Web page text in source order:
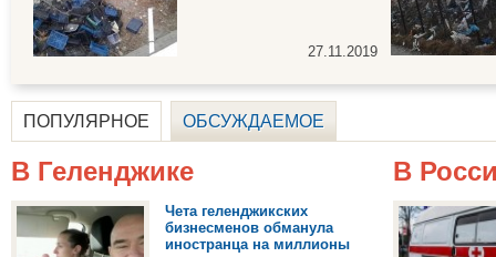
27.11.2019
ПОПУЛЯРНОЕ ОБСУЖДАЕМОЕ
В Геленджике
Чета геленджикских
бизнесменов обманула
иностранца на миллионы
В